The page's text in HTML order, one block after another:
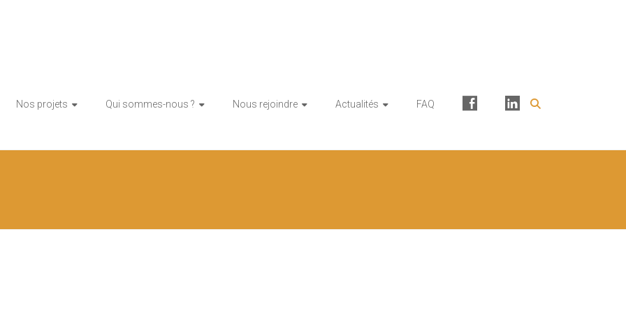
Nos projets Qui sommes-nous ? Nous rejoindre Actualités FAQ Facebook Linkedin